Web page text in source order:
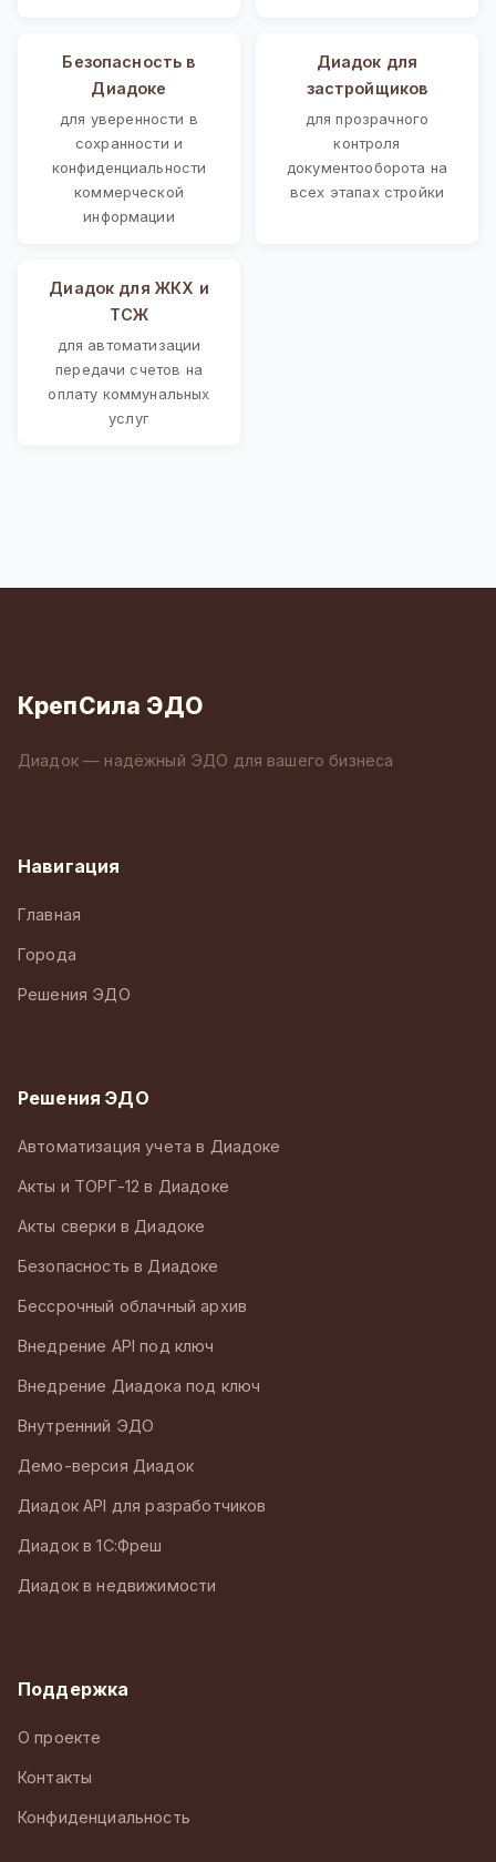
Безопасность в
Диадоке
для уверенности в
сохранности и
конфиденциальности
коммерческой
информации
Диадок для
застройщиков
для прозрачного
контроля
документооборота на
всех этапах стройки
Диадок для ЖКХ и
ТСЖ
для автоматизации
передачи счетов на
оплату коммунальных
услуг
КрепСила ЭДО
Диадок — надёжный ЭДО для вашего бизнеса
Навигация
Главная
Города
Решения ЭДО
Решения ЭДО
Автоматизация учета в Диадоке
Акты и ТОРГ-12 в Диадоке
Акты сверки в Диадоке
Безопасность в Диадоке
Бессрочный облачный архив
Внедрение API под ключ
Внедрение Диадока под ключ
Внутренний ЭДО
Демо-версия Диадок
Диадок API для разработчиков
Диадок в 1С:Фреш
Диадок в недвижимости
Поддержка
О проекте
Контакты
Конфиденциальность